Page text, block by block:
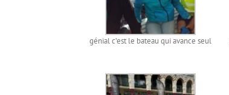
génial c’est le bateau qui avance seul